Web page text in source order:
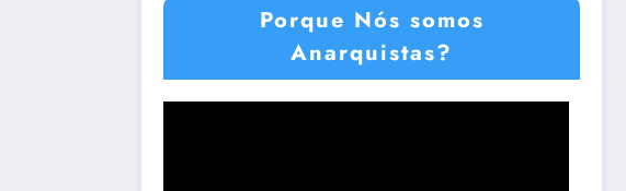
Porque Nós somos
Anarquistas?